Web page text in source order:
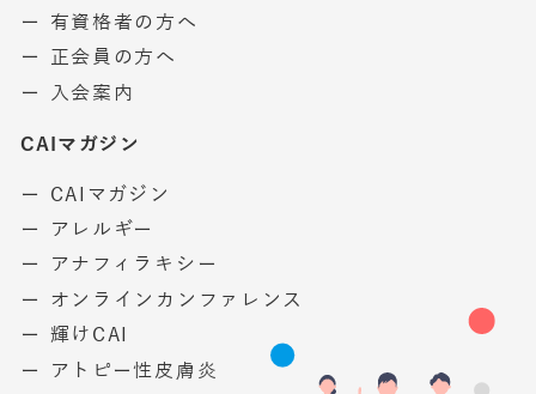
ー 有資格者の方へ
ー 正会員の方へ
ー 入会案内
CAIマガジン
ー CAIマガジン
ー アレルギー
ー アナフィラキシー
ー オンラインカンファレンス
ー 輝けCAI
ー アトピー性皮膚炎